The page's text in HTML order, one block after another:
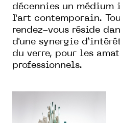
décennies un médium
l’art contemporain.
rendez-vous réside
d'une synergie
du verre, pour les
professionnels.